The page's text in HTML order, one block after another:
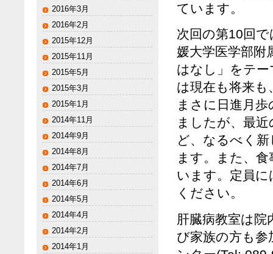
ています。
次回の第10回
媛大学医学部
はなし」をテ
は現在も将来も
まさに日進月
ましたが、最
ど、なるべく
ます。また、
います。定員
ください。
肝臓病教室は
び家族の方も参
2016年3月
2016年2月
2015年12月
2015年11月
2015年5月
2015年3月
2015年1月
2014年11月
2014年9月
2014年8月
2014年7月
2014年6月
2014年5月
2014年4月
2014年2月
2014年1月